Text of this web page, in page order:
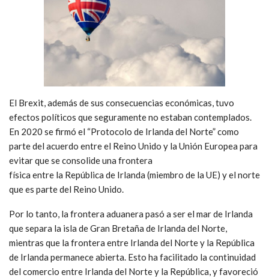
El Brexit, además de sus consecuencias económicas, tuvo
efectos políticos que seguramente no estaban contemplados.
En 2020 se firmó el “Protocolo de Irlanda del Norte” como
parte del acuerdo entre el Reino Unido y la Unión Europea para
evitar que se consolide una frontera
física entre la República de Irlanda (miembro de la UE) y el norte
que es parte del Reino Unido.
Por lo tanto, la frontera aduanera pasó a ser el mar de Irlanda
que separa la isla de Gran Bretaña de Irlanda del Norte,
mientras que la frontera entre Irlanda del Norte y la República
de Irlanda permanece abierta. Esto ha facilitado la continuidad
del comercio entre Irlanda del Norte y la República, y favoreció